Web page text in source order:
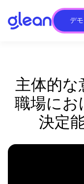
デ
主体的な
職場にお
決定